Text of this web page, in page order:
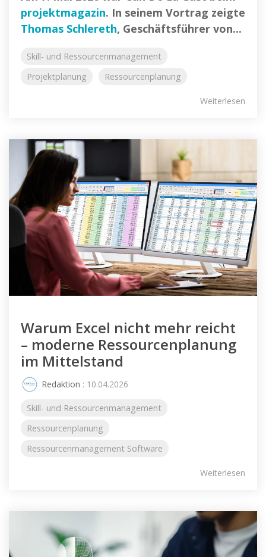
projektmagazin. In seinem Vortrag zeigte
Thomas Schlereth, Geschäftsführer von...
Skill- und Ressourcenmanagement
Projektplanung
Ressourcenplanung
Weiterlesen
Warum Excel nicht mehr reicht
– moderne Ressourcenplanung
im Mittelstand
Redaktion : 10.04.2026
Skill- und Ressourcenmanagement
Ressourcenplanung
Ressourcenmanagement Software
Weiterlesen